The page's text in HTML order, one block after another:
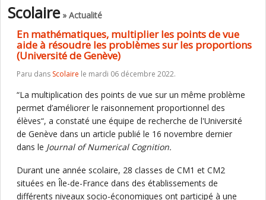
Scolaire» Actualité
En mathématiques, multiplier les points de vue
aide à résoudre les problèmes sur les proportions
(Université de Genève)
Paru dans Scolaire le mardi 06 décembre 2022.
“La multiplication des points de vue sur un même problème
permet d’améliorer le raisonnement proportionnel des
élèves“, a constaté une équipe de recherche de l'Université
de Genève dans un article publié le 16 novembre dernier
dans le Journal of Numerical Cognition.
Durant une année scolaire, 28 classes de CM1 et CM2
situées en Île-de-France dans des établissements de
différents niveaux socio-économiques ont participé à une